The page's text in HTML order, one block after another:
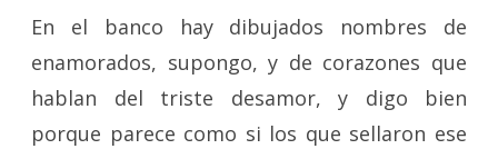
En el banco hay dibujados nombres de
enamorados, supongo, y de corazones que
hablan del triste desamor, y digo bien
porque parece como si los que sellaron ese